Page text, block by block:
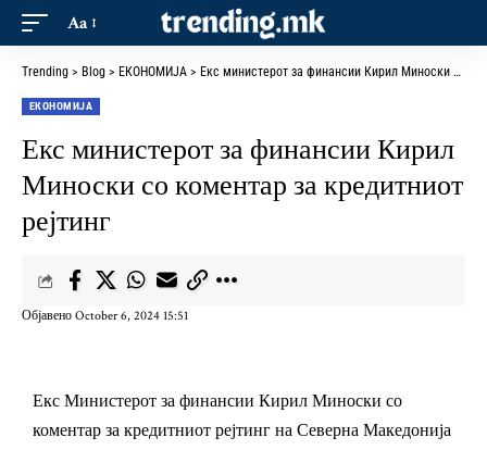
Aa
Trending > Blog > ЕКОНОМИЈА > Екс министерот за финансии Кирил Миноски со коментар за кредитниот рејтинг
ЕКОНОМИЈА
Екс министерот за финансии Кирил
Миноски со коментар за кредитниот
рејтинг
Објавено October 6, 2024 15:51
Екс Министерот за финансии Кирил Миноски со
коментар за кредитниот рејтинг на Северна Македонија